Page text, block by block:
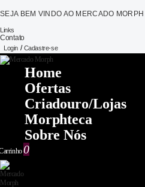
SEJA BEM VINDO AO MERCADO MORPH
Links
Contato
Login / Cadastre-se
Home
Ofertas
Criadouro/lojas
Morphteca
Sobre Nós
0